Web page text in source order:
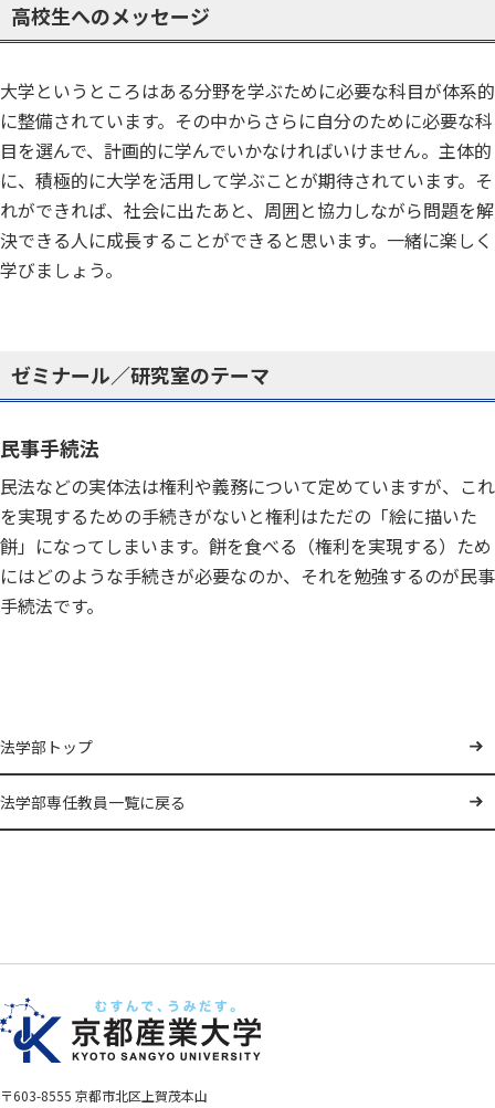
高校生へのメッセージ
大学というところはある分野を学ぶために必要な科目が体系的
に整備されています。その中からさらに自分のために必要な科
目を選んで、計画的に学んでいかなければいけません。主体的
に、積極的に大学を活用して学ぶことが期待されています。そ
れができれば、社会に出たあと、周囲と協力しながら問題を解
決できる人に成長することができると思います。一緒に楽しく
学びましょう。
ゼミナール／研究室のテーマ
民事手続法
民法などの実体法は権利や義務について定めていますが、これ
を実現するための手続きがないと権利はただの「絵に描いた
餅」になってしまいます。餅を食べる（権利を実現する）ため
にはどのような手続きが必要なのか、それを勉強するのが民事
手続法です。
法学部トップ
法学部専任教員一覧に戻る
〒603-8555 京都市北区上賀茂本山